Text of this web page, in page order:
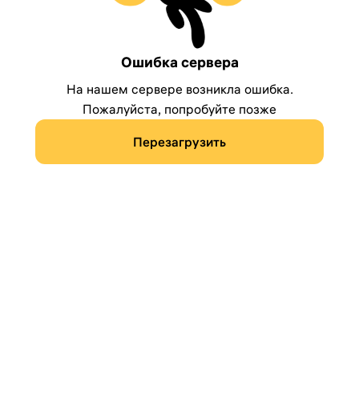
Ошибка сервера
На нашем сервере возникла ошибка.
Пожалуйста, попробуйте позже
Перезагрузить